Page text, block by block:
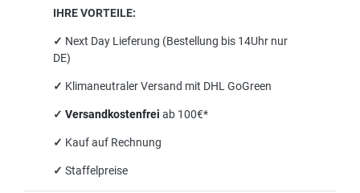
IHRE VORTEILE:
✓ Next Day Lieferung (Bestellung bis 14Uhr nur
DE)
✓ Klimaneutraler Versand mit DHL GoGreen
✓ Versandkostenfrei ab 100€*
✓ Kauf auf Rechnung
✓ Staffelpreise